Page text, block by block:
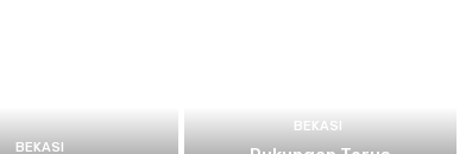
BEKASI
BEKASI